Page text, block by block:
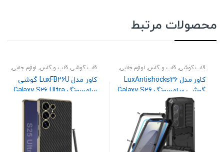
محصولات مرتبط
قاب گوشی, قاب و گلس, لوازم جانبی,
موبایل
کاور مدل LuxFB26U گوشی
سامسونگ Galaxy S26 Ultra
قاب گوشی, قاب و گلس, لوازم جانبی,
موبایل
کاور مدل LuxAntishocks26
گوشی سامسونگ Galaxy S26
Ultra